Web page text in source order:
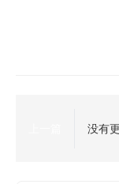
没有